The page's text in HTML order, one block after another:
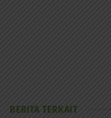
BERITA TERKAIT